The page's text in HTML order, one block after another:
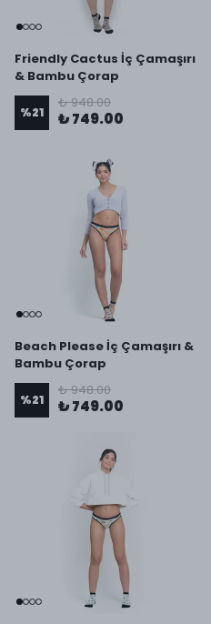
Friendly Cactus İç Çamaşırı
& Bambu Çorap
%21
₺ 948.00
₺ 749.00
Beach Please İç Çamaşırı &
Bambu Çorap
%21
₺ 948.00
₺ 749.00